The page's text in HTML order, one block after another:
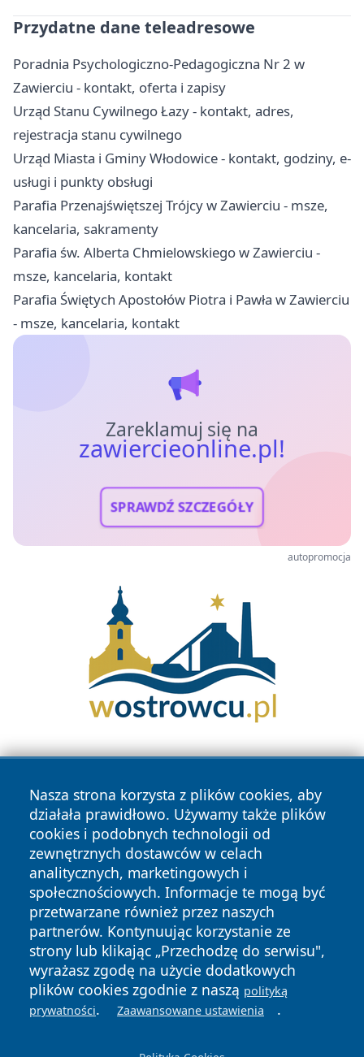
Przydatne dane teleadresowe
Poradnia Psychologiczno-Pedagogiczna Nr 2 w
Zawierciu - kontakt, oferta i zapisy
Urząd Stanu Cywilnego Łazy - kontakt, adres,
rejestracja stanu cywilnego
Urząd Miasta i Gminy Włodowice - kontakt, godziny, e-
usługi i punkty obsługi
Parafia Przenajświętszej Trójcy w Zawierciu - msze,
kancelaria, sakramenty
Parafia św. Alberta Chmielowskiego w Zawierciu -
msze, kancelaria, kontakt
Parafia Świętych Apostołów Piotra i Pawła w Zawierciu
- msze, kancelaria, kontakt
Zareklamuj się na
zawiercieonline.pl!
SPRAWDŹ SZCZEGÓŁY
autopromocja
Nasza strona korzysta z plików cookies, aby
działała prawidłowo. Używamy także plików
cookies i podobnych technologii od
zewnętrznych dostawców w celach
analitycznych, marketingowych i
społecznościowych. Informacje te mogą być
przetwarzane również przez naszych
partnerów. Kontynuując korzystanie ze
strony lub klikając „Przechodzę do serwisu",
wyrażasz zgodę na użycie dodatkowych
plików cookies zgodnie z naszą polityką
prywatności. Zaawansowane ustawienia .
Copyright © 2026 zawiercieonline.pl Wszystkie prawa
zastrzeżone.
News Autorzy
Polityka
Prywatności
Polityka
Cookies